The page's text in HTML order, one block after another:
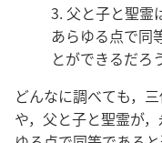
3. 父と子と聖霊
あらゆる点で同
とができるだろ
どんなに調べても，
や，父と子と聖霊が